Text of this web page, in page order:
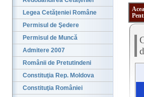
Legea Cetăţeniei Române
Permisul de Şedere
Permisul de Muncă
Admitere 2007
Românii de Pretutindeni
Constituţia Rep. Moldova
Constituţia României